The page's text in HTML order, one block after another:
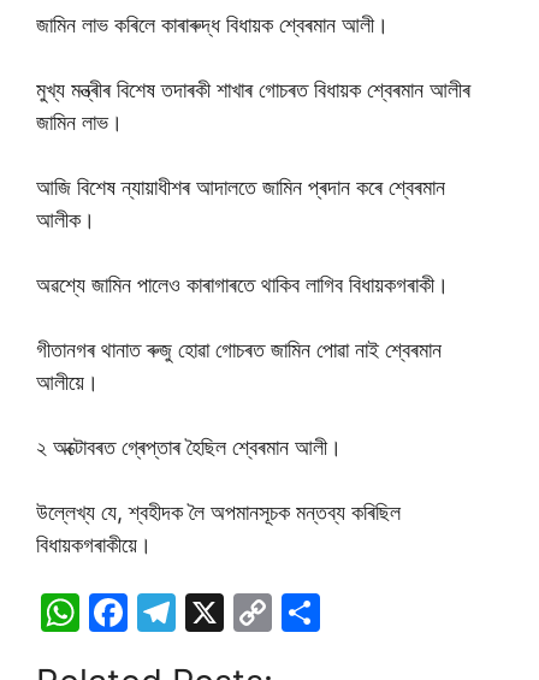
জামিন লাভ কৰিলে কাৰাৰুদ্ধ বিধায়ক শ্বেৰমান আলী।
মুখ্য মন্ত্ৰীৰ বিশেষ তদাৰকী শাখাৰ গোচৰত বিধায়ক শ্বেৰমান আলীৰ
জামিন লাভ।
আজি বিশেষ ন্যায়াধীশৰ আদালতে জামিন প্ৰদান কৰে শ্বেৰমান
আলীক।
অৱশ্যে জামিন পালেও কাৰাগাৰতে থাকিব লাগিব বিধায়কগৰাকী।
গীতানগৰ থানাত ৰুজু হোৱা গোচৰত জামিন পোৱা নাই শ্বেৰমান
আলীয়ে।
২ অক্টোবৰত গ্ৰেপ্তাৰ হৈছিল শ্বেৰমান আলী।
উল্লেখ্য যে, শ্বহীদক লৈ অপমানসূচক মন্তব্য কৰিছিল
বিধায়কগৰাকীয়ে।
W F
T
X
C